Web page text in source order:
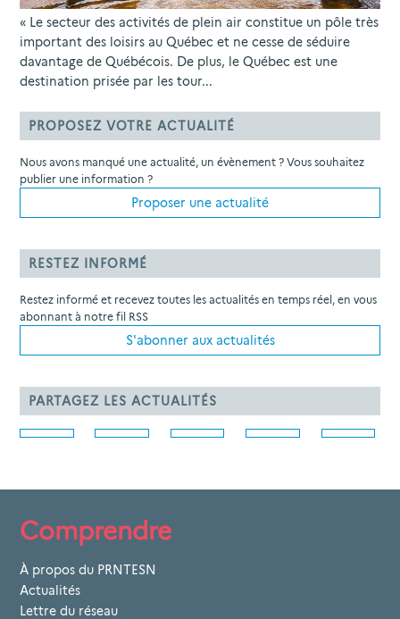
« Le secteur des activités de plein air constitue un pôle très
important des loisirs au Québec et ne cesse de séduire
davantage de Québécois. De plus, le Québec est une
destination prisée par les tour...
PROPOSEZ VOTRE ACTUALITÉ
Nous avons manqué une actualité, un évènement ? Vous souhaitez
publier une information ?
Proposer une actualité
RESTEZ INFORMÉ
Restez informé et recevez toutes les actualités en temps réel, en vous
abonnant à notre fil RSS
S'abonner aux actualités
PARTAGEZ LES ACTUALITÉS
Comprendre
À propos du PRNTESN
Actualités
Lettre du réseau